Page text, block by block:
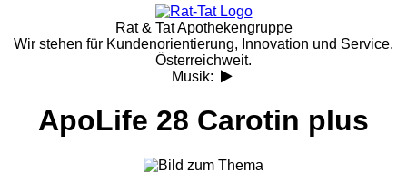
Rat & Tat Apothekengruppe
Wir stehen für Kundenorientierung, Innovation und Service.
Österreichweit.
Musik:
ApoLife 28 Carotin plus